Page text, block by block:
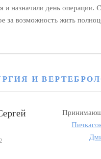
и назначили день операции.
за возможность жить
И